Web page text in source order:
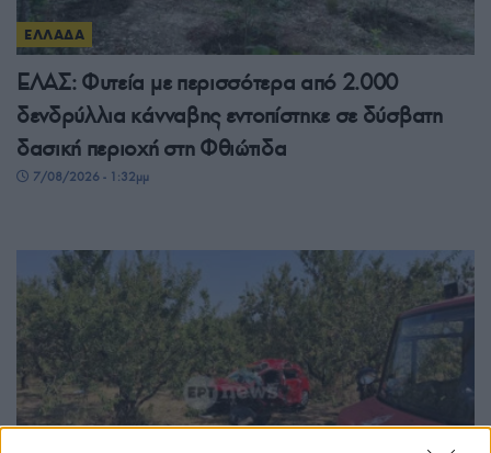
ΕΛΛΑΔΑ
ΕΛΑΣ: Φυτεία με περισσότερα από 2.000
δενδρύλλια κάνναβης εντοπίστηκε σε δύσβατη
δασική περιοχή στη Φθιώτιδα
7/08/2026 - 1:32μμ